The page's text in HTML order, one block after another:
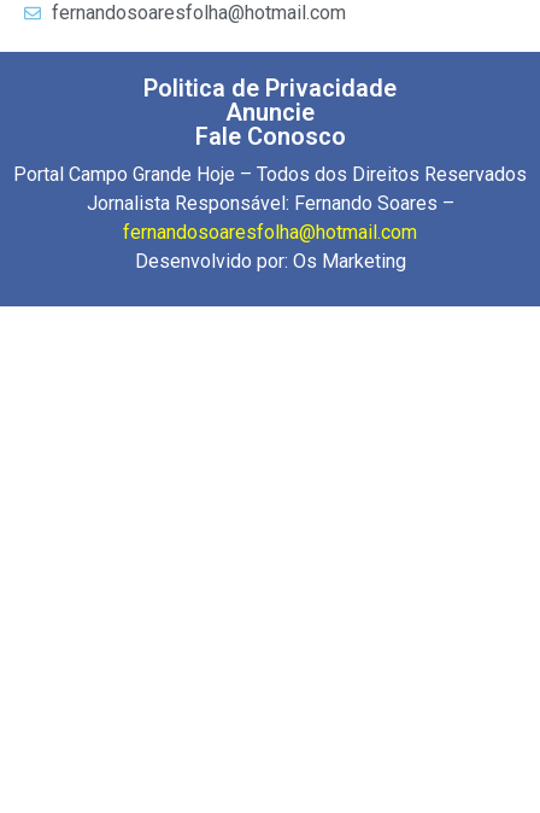
fernandosoaresfolha@hotmail.com
Politica de Privacidade
Anuncie
Fale Conosco
Portal Campo Grande Hoje – Todos dos Direitos Reservados
Jornalista Responsável: Fernando Soares –
fernandosoaresfolha@hotmail.com
Desenvolvido por: Os Marketing